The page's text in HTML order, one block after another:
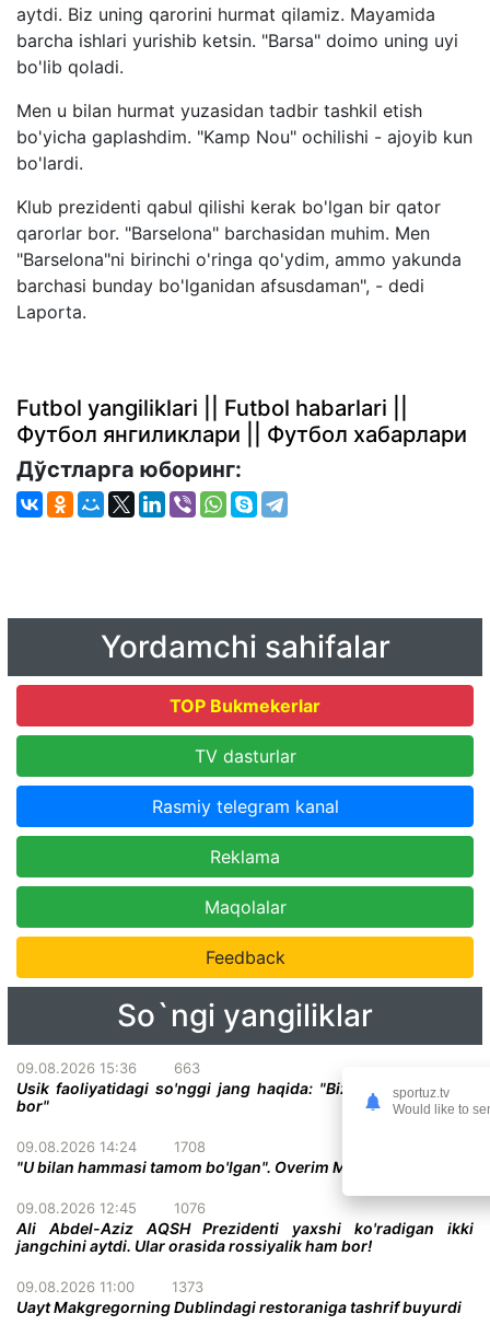
aytdi. Biz uning qarorini hurmat qilamiz. Mayamida
barcha ishlari yurishib ketsin. "Barsa" doimo uning uyi
bo'lib qoladi.
Men u bilan hurmat yuzasidan tadbir tashkil etish
bo'yicha gaplashdim. "Kamp Nou" ochilishi - ajoyib kun
bo'lardi.
Klub prezidenti qabul qilishi kerak bo'lgan bir qator
qarorlar bor. "Barselona" barchasidan muhim. Men
"Barselona"ni birinchi o'ringa qo'ydim, ammo yakunda
barchasi bunday bo'lganidan afsusdaman", - dedi
Laporta.
Futbol yangiliklari || Futbol habarlari ||
Футбол янгиликлари || Футбол хабарлари
Дўстларга юборинг:
Yordamchi sahifalar
TOP Bukmekerlar
TV dasturlar
Rasmiy telegram kanal
Reklama
Maqolalar
Feedback
So`ngi yangiliklar
09.08.2026 15:36 663
Usik faoliyatidagi so'nggi jang haqida: "Bizda ikkita variant
bor"
09.08.2026 14:24 1708
"U bilan hammasi tamom bo'lgan". Overim Makgregor haqida
09.08.2026 12:45 1076
Ali Abdel-Aziz AQSH Prezidenti yaxshi ko'radigan ikki
jangchini aytdi. Ular orasida rossiyalik ham bor!
09.08.2026 11:00 1373
Uayt Makgregorning Dublindagi restoraniga tashrif buyurdi
sportuz.tv
Would like to